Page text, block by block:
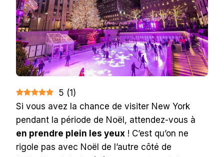
ACTIVITÉS
MAGIQUES
À
FAIRE
5 (1 )
Si vous avez la chance de visiter New York
pendant la période de Noël, attendez-vous à
en prendre plein les yeux ! C’est qu’on ne
rigole pas avec Noël de l’autre côté de